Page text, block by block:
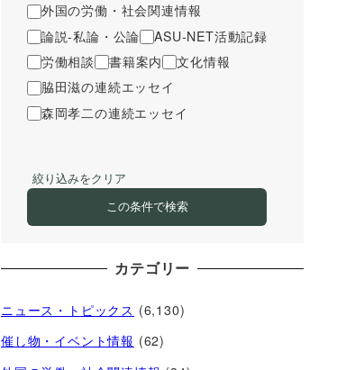
外国の労働・社会関連情報
論説-私論・公論
ASU-NET活動記録
労働相談
書籍案内
文化情報
脇田滋の連続エッセイ
森岡孝二の連続エッセイ
絞り込みをクリア
この条件で検索
カテゴリー
ニュース・トピックス (6,130)
催し物・イベント情報 (62)